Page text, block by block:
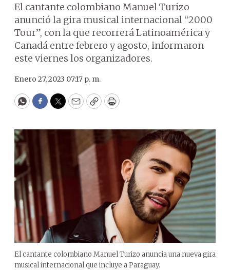
El cantante colombiano Manuel Turizo
anunció la gira musical internacional “2000
Tour”, con la que recorrerá Latinoamérica y
Canadá entre febrero y agosto, informaron
este viernes los organizadores.
Enero 27, 2023 07:17 p. m.
WhatsApp
Facebook
Twitter
EmailCopyPrint
El cantante colombiano Manuel Turizo anuncia una nueva gira
musical internacional que incluye a Paraguay.